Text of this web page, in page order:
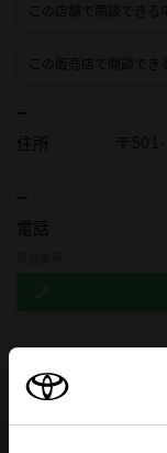
この店舗で商談できる
この販売店で商談でき
住所 〒
電話